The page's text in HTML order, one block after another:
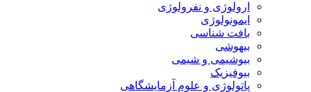
ارولوژی و نفرولوژی
ایمونولوژی
بافت شناسی
بیهوشی
بیوشیمی و شیمی
بیوفیزیک
پاتولوژی و علوم آزمایشگاهی